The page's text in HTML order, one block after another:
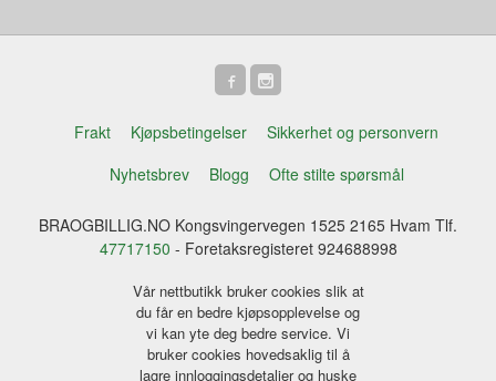
Frakt Kjøpsbetingelser
Sikkerhet og personvern
Nyhetsbrev
Blogg Ofte stilte spørsmål
BRAOGBILLIG.NO Kongsvingervegen 1525 2165 Hvam Tlf.
47717150 - Foretaksregisteret 924688998
Vår nettbutikk bruker cookies slik at
du får en bedre kjøpsopplevelse og
vi kan yte deg bedre service. Vi
bruker cookies hovedsaklig til å
lagre innloggingsdetaljer og huske